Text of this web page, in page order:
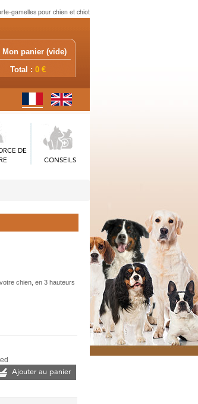
gamelles pour chien et chiot
Mon panier (vide)
Total : 0 €
DE
CONSEILS
chien, en 3 hauteurs
Ajouter au panier